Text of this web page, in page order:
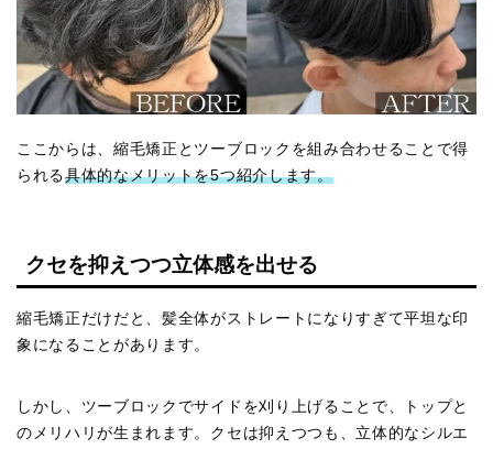
ここからは、縮毛矯正とツーブロックを組み合わせることで得
られる具体的なメリットを5つ紹介します。
クセを抑えつつ立体感を出せる
縮毛矯正だけだと、髪全体がストレートになりすぎて平坦な印
象になることがあります。
しかし、ツーブロックでサイドを刈り上げることで、トップと
のメリハリが生まれます。クセは抑えつつも、立体的なシルエ